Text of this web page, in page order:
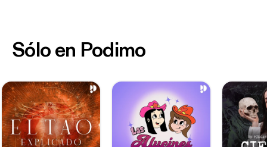
Sólo en Podimo